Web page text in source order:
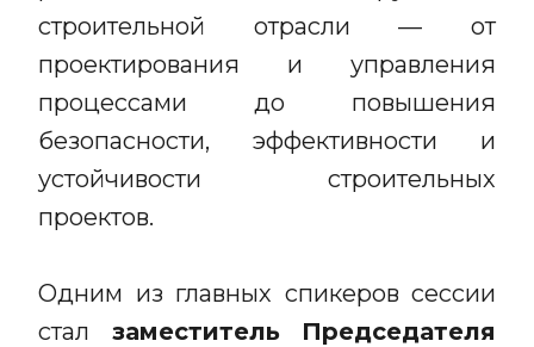
строительной отрасли — от
проектирования и управления
процессами до повышения
безопасности, эффективности и
устойчивости строительных
проектов.
Одним из главных спикеров сессии
стал заместитель Председателя